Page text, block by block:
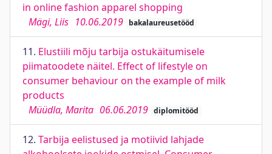
in online fashion apparel shopping
Mägi, Liis 10.06.2019 bakalaureusetööd
11. Elustiili mõju tarbija ostukäitumisele
piimatoodete näitel. Effect of lifestyle on
consumer behaviour on the example of milk
products
Müüdla, Marita 06.06.2019 diplomitööd
12. Tarbija eelistused ja motiivid lahjade